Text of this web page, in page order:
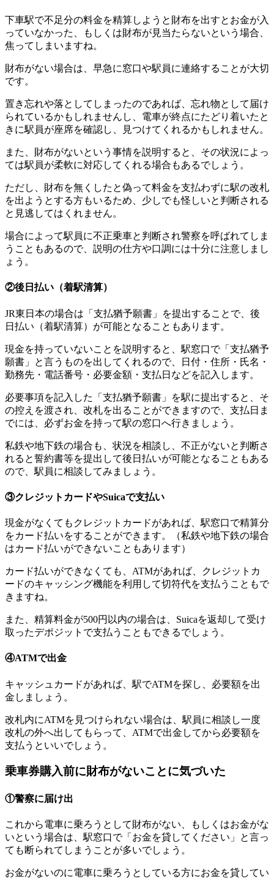
下車駅で不足分の料金を精算しようと財布を出すとお金が入
っていなかった、もしくは財布が見当たらないという場合、
焦ってしまいますね。
財布がない場合は、早急に窓口や駅員に連絡することが大切
です。
置き忘れや落としてしまったのであれば、忘れ物として届け
られているかもしれませんし、電車が終点にたどり着いたと
きに駅員が座席を確認し、見つけてくれるかもしれません。
また、財布がないという事情を説明すると、その状況によっ
ては駅員が柔軟に対応してくれる場合もあるでしょう。
ただし、財布を無くしたと偽って料金を支払わずに駅の改札
を出ようとする方もいるため、少しでも怪しいと判断される
と見逃してはくれません。
場合によって駅員に不正乗車と判断され警察を呼ばれてしま
うこともあるので、説明の仕方や口調には十分に注意しまし
ょう。
②後日払い（着駅清算）
JR東日本の場合は「支払猶予願書」を提出することで、後
日払い（着駅清算）が可能となることもあります。
現金を持っていないことを説明すると、駅窓口で「支払猶予
願書」と言うものを出してくれるので、日付・住所・氏名・
勤務先・電話番号・必要金額・支払日などを記入します。
必要事項を記入した「支払猶予願書」を駅に提出すると、そ
の控えを渡され、改札を出ることができますので、支払日ま
でには、必ずお金を持って駅の窓口へ行きましょう。
私鉄や地下鉄の場合も、状況を相談し、不正がないと判断さ
れると誓約書等を提出して後日払いが可能となることもある
ので、駅員に相談してみましょう。
③クレジットカードやSuicaで支払い
現金がなくてもクレジットカードがあれば、駅窓口で精算分
をカード払いをすることができます。（私鉄や地下鉄の場合
はカード払いができないこともあります）
カード払いができなくても、ATMがあれば、クレジットカ
ードのキャッシング機能を利用して切符代を支払うこともで
きますね。
また、精算料金が500円以内の場合は、Suicaを返却して受け
取ったデポジットで支払うこともできるでしょう。
④ATMで出金
キャッシュカードがあれば、駅でATMを探し、必要額を出
金しましょう。
改札内にATMを見つけられない場合は、駅員に相談し一度
改札の外へ出してもらって、ATMで出金してから必要額を
支払うといいでしょう。
乗車券購入前に財布がないことに気づいた
①警察に届け出
これから電車に乗ろうとして財布がない、もしくはお金がな
いという場合は、駅窓口で「お金を貸してください」と言っ
ても断られてしまうことが多いでしょう。
お金がないのに電車に乗ろうとしている方にお金を貸してい